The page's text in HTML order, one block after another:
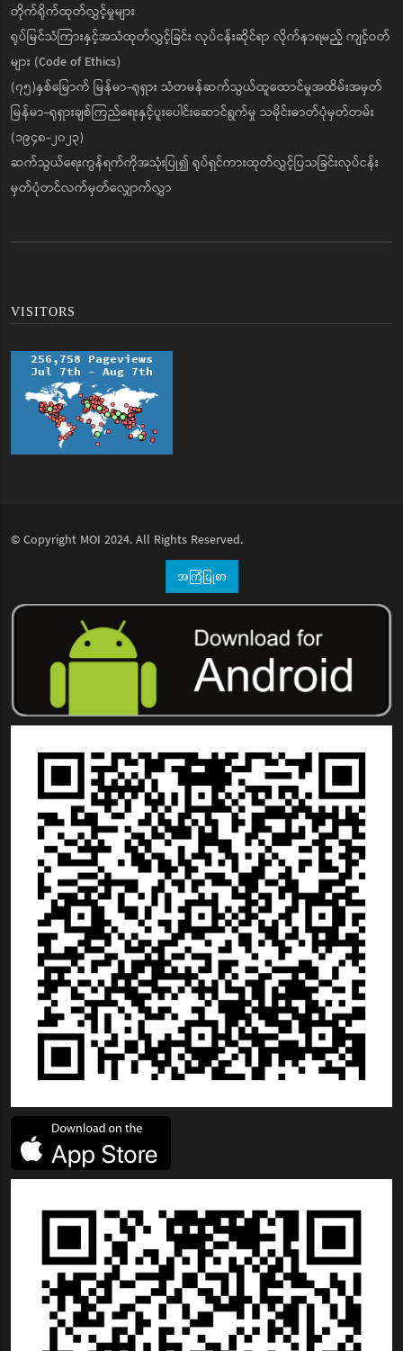
တိုက်ရိုက်ထုတ်လွှင့်မှုများ
ရုပ်မြင်သံကြားနှင့်အသံထုတ်လွှင့်ခြင်း လုပ်ငန်းဆိုင်ရာ လိုက်နာရမည့် ကျင့်ဝတ်
များ (Code of Ethics)
(၇၅)နှစ်မြောက် မြန်မာ-ရုရှား သံတမန်ဆက်သွယ်ထူထောင်မှုအထိမ်းအမှတ်
မြန်မာ-ရုရှားချစ်ကြည်ရေးနှင့်ပူးပေါင်းဆောင်ရွက်မှု သမိုင်းဓာတ်ပုံမှတ်တမ်း
(၁၉၄၈-၂၀၂၃)
ဆက်သွယ်ရေးကွန်ရက်ကိုအသုံးပြု၍ ရုပ်ရှင်ကားထုတ်လွှင့်ပြသခြင်းလုပ်ငန်း
မှတ်ပုံတင်လက်မှတ်လျှောက်လွှာ
VISITORS
© Copyright MOI 2024. All Rights Reserved.
အကြံပြုစာ